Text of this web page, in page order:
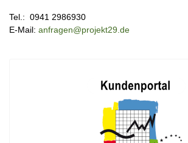
Tel.: 0941 2986930
E-Mail: anfragen@projekt29.de